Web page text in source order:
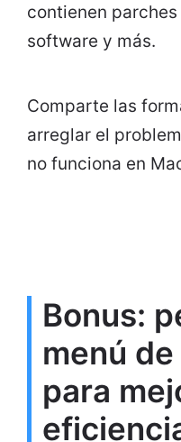
contienen
software y más.
Comparte las
arreglar el
no funciona en
Bonus:
menú
para